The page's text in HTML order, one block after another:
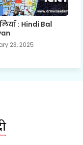
: Hindi Bal
23, 2025